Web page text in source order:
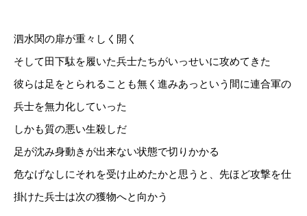
泗水関の扉が重々しく開く
そして田下駄を履いた兵士たちがいっせいに攻めてきた
彼らは足をとられることも無く進みあっという間に連合軍の
兵士を無力化していった
しかも質の悪い生殺しだ
足が沈み身動きが出来ない状態で切りかかる
危なげなしにそれを受け止めたかと思うと、先ほど攻撃を仕
掛けた兵士は次の獲物へと向かう